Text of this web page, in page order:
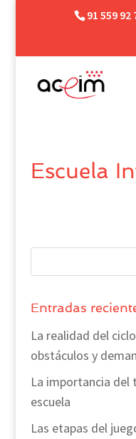
91 559 92
Escuela
Entradas
La realidad del
obstáculos y
La importancia
escuela
Las etapas del